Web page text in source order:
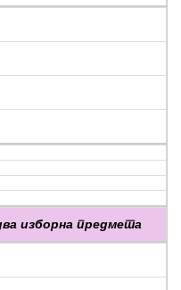
изборна предмета